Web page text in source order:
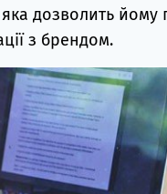
дозволить йому
з брендом.